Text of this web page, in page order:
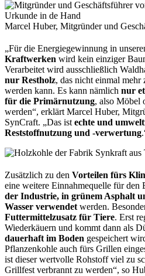
Marcel Huber, Mitgründer und
„Für die Energiegewinnung in
Kraftwerken wird kein einziger
Verarbeitet wird ausschließlich
nur Restholz, das nicht einmal mehr
werden kann. Es kann nämlich nur
für die Primärnutzung, also Möbel
werden“, erklärt Marcel Huber,
SynCraft. „Das ist echte und
Reststoffnutzung und -verwertung
Zusätzlich zu den Vorteilen fürs
eine weitere Einnahmequelle fürden
der Industrie, in grünem Asphalt
Wasser verwendet werden.
Futtermittelzusatz für Tiere. Erst
Wiederkäuern und kommt dann als
dauerhaft im Boden gespeichert
Pflanzenkohle auch fürs Grillen
ist dieser wertvolle Rohstoff viel zu
Grillfest verbrannt zu werden“, so